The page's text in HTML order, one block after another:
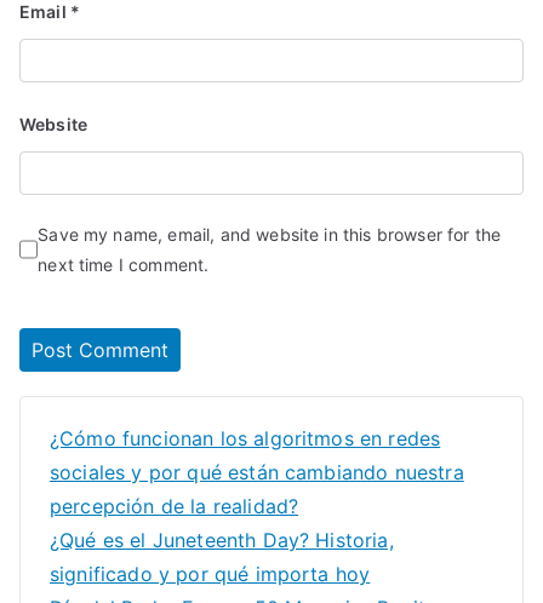
Email *
Website
Save my name, email, and website in this browser for the
next time I comment.
¿Cómo funcionan los algoritmos en redes
sociales y por qué están cambiando nuestra
percepción de la realidad?
¿Qué es el Juneteenth Day? Historia,
significado y por qué importa hoy